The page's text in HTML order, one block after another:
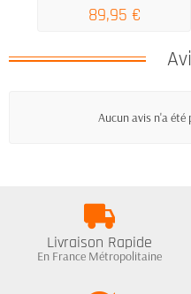
89,95 €
Aucun avis n'a été
Livraison Rapide
En France Métropolitaine